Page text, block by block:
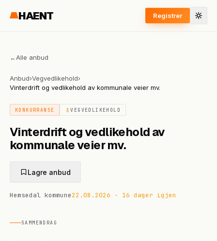
HAENT Registrer
←Alle anbud
Anbud›Vegvedlikehold›
Vinterdrift og vedlikehold av kommunale veier mv.
KONKURRANSE VEGVEDLIKEHOLD
Vinterdrift og vedlikehold av
kommunale veier mv.
Lagre anbud
Hemsedal kommune22.08.2026 · 16 dager igjen
SAMMENDRAG